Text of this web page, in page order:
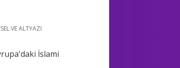
VE ALTYAZI
İslami